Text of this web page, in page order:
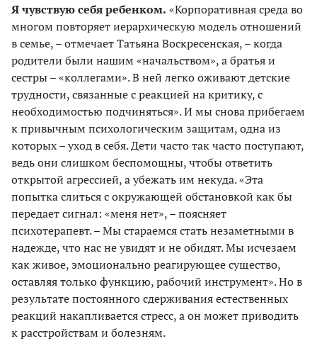
Я чувствую себя ребенком. «Корпоративная среда во
многом повторяет иерархическую модель отношений
в семье, – отмечает Татьяна Воскресенская, – когда
родители были нашим «начальством», а братья и
сестры – «коллегами». В ней легко оживают детские
трудности, связанные с реакцией на критику, с
необходимостью подчиняться». И мы снова прибегаем
к привычным психологическим защитам, одна из
которых – уход в себя. Дети часто так часто поступают,
ведь они слишком беспомощны, чтобы ответить
открытой агрессией, а убежать им некуда. «Эта
попытка слиться с окружающей обстановкой как бы
передает сигнал: «меня нет», – поясняет
психотерапевт. – Мы стараемся стать незаметными в
надежде, что нас не увидят и не обидят. Мы исчезаем
как живое, эмоционально реагирующее существо,
оставляя только функцию, рабочий инструмент». Но в
результате постоянного сдерживания естественных
реакций накапливается стресс, а он может приводить
к расстройствам и болезням.